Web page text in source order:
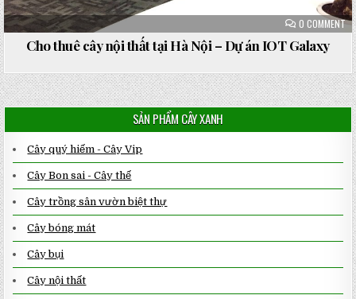
0 COMMENTON
HÀ
–
DỰ
ÁN
Cho thuê cây nội thất tại Hà Nội – Dự án IOT Galaxy
SẢN PHẨM CÂY XANH
Cây quý hiếm - Cây Vip
Cây Bon sai - Cây thế
Cây trồng sân vườn biệt thự
Cây bóng mát
Cây bụi
Cây nội thất